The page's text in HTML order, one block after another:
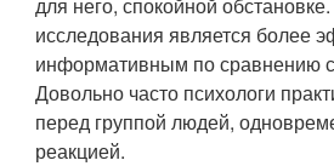
исследования является более
информативным по сравнению
Довольно часто психологи
перед группой людей,
реакцией.